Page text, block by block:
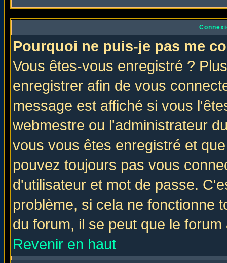
Pourquoi ne puis-je pas me
Vous êtes-vous enregistré ?
enregistrer afin de vous
message est affiché si vous
webmestre ou l'administrateur
vous vous êtes enregistré et
pouvez toujours pas vous
d'utilisateur et mot de passe.
problème, si cela ne fonctionne
du forum, il se peut que le
Revenir en haut